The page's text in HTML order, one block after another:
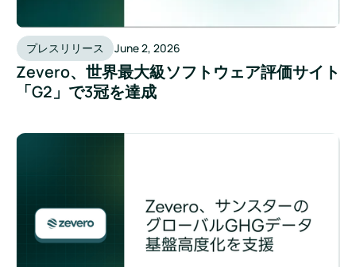
プレスリリース June 2, 2026
Zevero、世界最大級ソフトウェア評価サイト
「G2」で3冠を達成